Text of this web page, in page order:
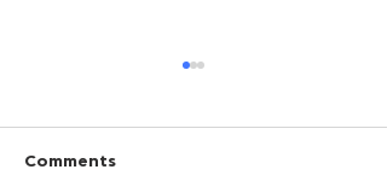
Comments